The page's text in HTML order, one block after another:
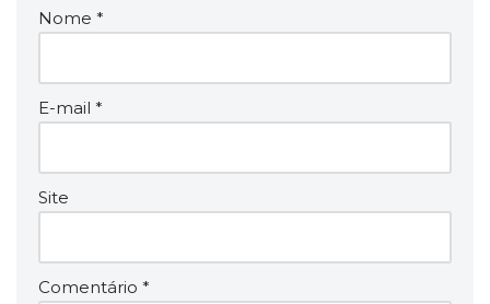
Nome *
E-mail *
Site
Comentário *